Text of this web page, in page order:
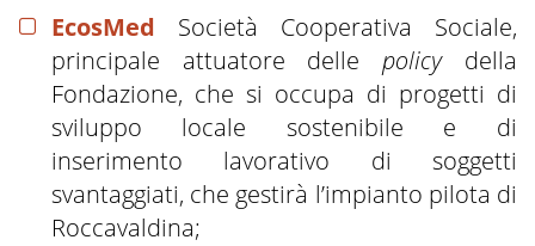
EcosMed Società Cooperativa Sociale,
principale attuatore dellepolicydella
Fondazione, che si occupa di progetti di
sviluppo locale sostenibile e di
inserimento lavorativo di soggetti
svantaggiati, che gestirà l’impianto pilota di
Roccavaldina;